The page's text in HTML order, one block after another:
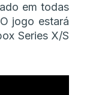
em todas
jogo estará
Series X/S